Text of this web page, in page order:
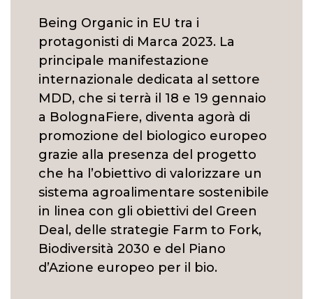
Being Organic in EU tra i
protagonisti di Marca 2023. La
principale manifestazione
internazionale dedicata al settore
MDD, che si terrà il 18 e 19 gennaio
a BolognaFiere, diventa agorà di
promozione del biologico europeo
grazie alla presenza del progetto
che ha l’obiettivo di valorizzare un
sistema agroalimentare sostenibile
in linea con gli obiettivi del Green
Deal, delle strategie Farm to Fork,
Biodiversità 2030 e del Piano
d’Azione europeo per il bio.